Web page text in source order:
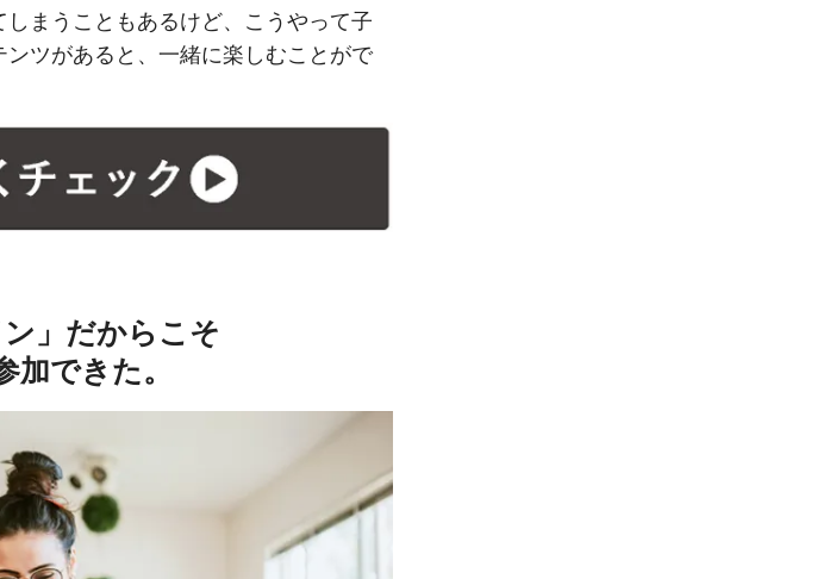
まうこともあるけど、こうやって子
ツがあると、一緒に楽しむことがで
ン」だからこそ
加できた。